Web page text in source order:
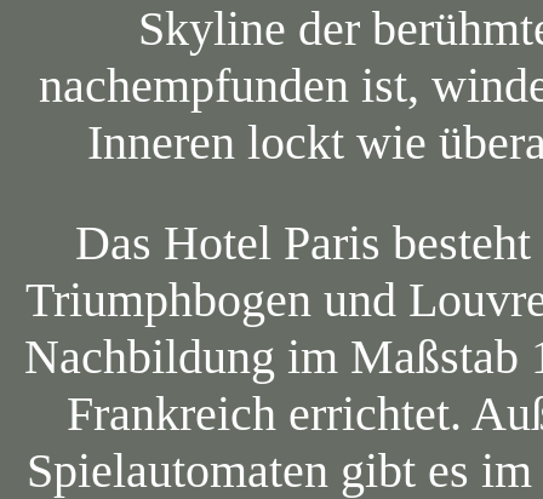
Skyline der
nachempfunden ist,
Inneren lockt wie
Das Hotel Paris
Triumphbogen und
Nachbildung im Maßstab
Frankreich errichtet.
Spielautomaten gibt es